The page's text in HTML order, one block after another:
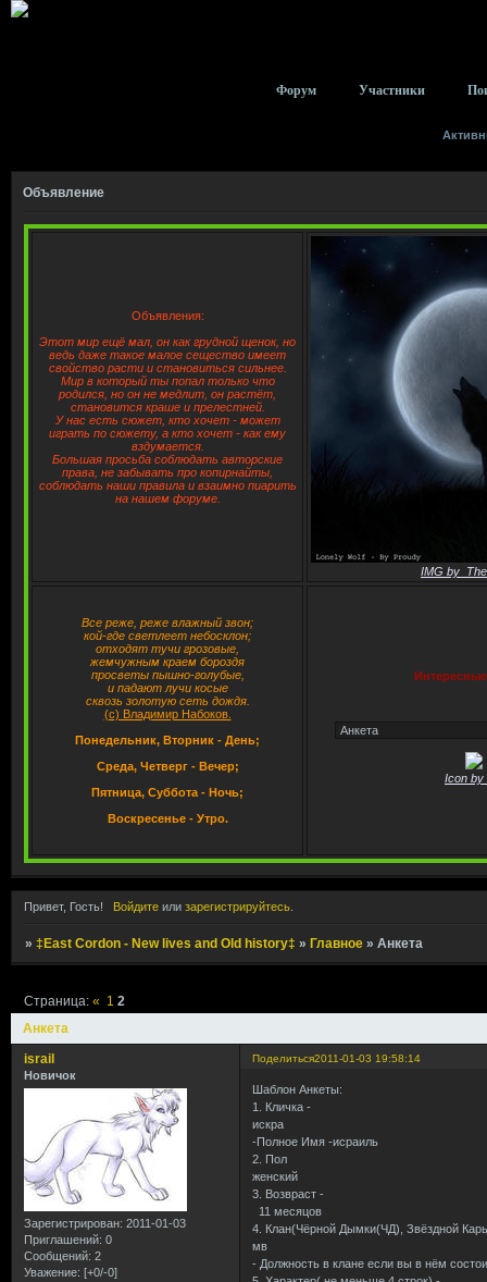
Форум Участники
Объявление
Объявления:
Этот мир ещё мал, он как грудной щенок, но
ведь даже такое малое сещество имеет
свойство расти и становиться сильнее.
Мир в который ты попал только что
родился, но он не медлит, он растёт,
становится краше и прелестней.
У нас есть сюжет, кто хочет - может
играть по сюжету, а кто хочет - как ему
вздумается.
Большая просьба соблюдать авторские
права, не забывать про копирнайты,
соблюдать наши правила и взаимно пиарить
на нашем форуме.
IMG
Все реже, реже влажный звон;
кой-где светлеет небосклон;
отходят тучи грозовые,
жемчужным краем бороздя
просветы пышно-голубые,
и падают лучи косые
сквозь золотую сеть дождя.
(с) Владимир Набоков.
Понедельник, Вторник - День;
Среда, Четверг - Вечер;
Пятница, Суббота - Ночь;
Воскресенье - Утро.
Icon
Привет, Гость! Войдитеили зарегистрируйтесь.
»‡East Cordon - New lives and Old history‡ » Главное »Анкета
Анкета
Страница:« 1 2
Поделиться2011-01-03 19:58:14
israil
Новичок
Зарегистрирован: 2011-01-03
Приглашений: 0
Сообщений: 2
Уважение: [+0/-0]
Шаблон Анкеты:
1. Кличка -
искра
-Полное Имя -исраиль
2. Пол
женский
3. Возвраст -
11 месяцов
4. Клан(Чёрной Дымки(ЧД), Звёздной
мв
- Должность в клане если вы в нём